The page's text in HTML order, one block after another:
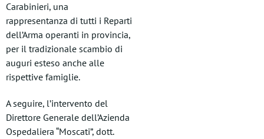
Carabinieri, una
rappresentanza di tutti i Reparti
dell’Arma operanti in provincia,
per il tradizionale scambio di
auguri esteso anche alle
rispettive famiglie.
A seguire, l’intervento del
Direttore Generale dell’Azienda
Ospedaliera “Moscati”, dott.